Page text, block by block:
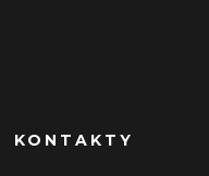
KONTAKTY